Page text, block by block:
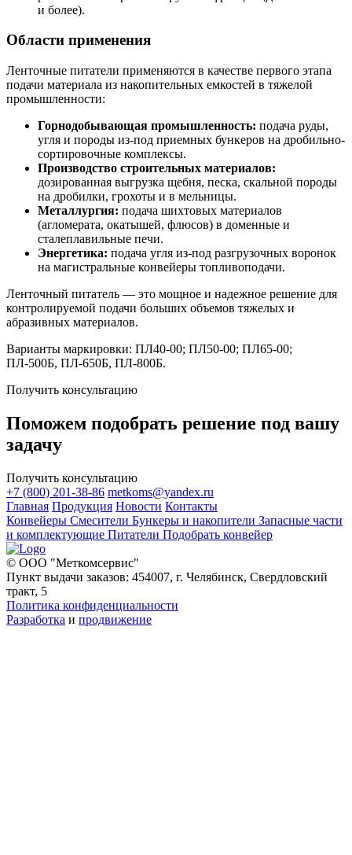
и более).
Области применения
Ленточные питатели применяются в качестве первого этапа
подачи материала из накопительных емкостей в тяжелой
промышленности:
Горнодобывающая промышленность: подача руды,
угля и породы из-под приемных бункеров на дробильно-
сортировочные комплексы.
Производство строительных материалов:
дозированная выгрузка щебня, песка, скальной породы
на дробилки, грохоты и в мельницы.
Металлургия: подача шихтовых материалов
(агломерата, окатышей, флюсов) в доменные и
сталеплавильные печи.
Энергетика: подача угля из-под разгрузочных воронок
на магистральные конвейеры топливоподачи.
Ленточный питатель — это мощное и надежное решение для
контролируемой подачи больших объемов тяжелых и
абразивных материалов.
Варианты маркировки: ПЛ40-00; ПЛ50-00; ПЛ65-00;
ПЛ-500Б, ПЛ-650Б, ПЛ-800Б.
Получить консультацию
Поможем подобрать решение под вашу
задачу
Получить консультацию
+7 (800) 201-38-86 metkoms@yandex.ru
Главная Продукция Новости Контакты
Конвейеры Смесители Бункеры и накопители Запасные части
и комплектующие Питатели Подобрать конвейер
© ООО "Меткомсервис"
Пункт выдачи заказов: 454007, г. Челябинск, Свердловский
тракт, 5
Политика конфиденциальности
Разработка и продвижение